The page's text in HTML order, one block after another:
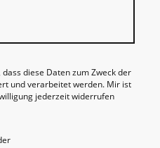
diese Daten zum Zweck der
und verarbeitet werden. Mir ist
jederzeit widerrufen